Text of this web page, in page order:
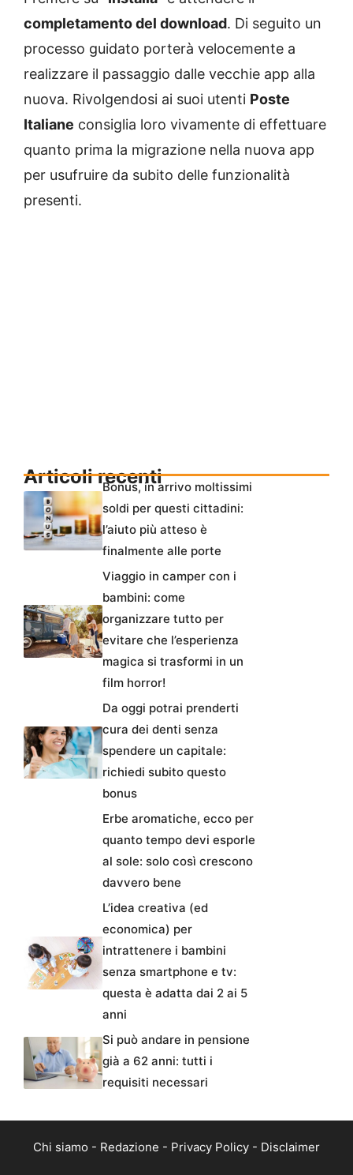
completamento del download. Di seguito un
processo guidato porterà velocemente a
realizzare il passaggio dalle vecchie app alla
nuova. Rivolgendosi ai suoi utenti Poste
Italiane consiglia loro vivamente di effettuare
quanto prima la migrazione nella nuova app
per usufruire da subito delle funzionalità
presenti.
Articoli recentiBonus, in arrivo moltissimi
soldi per questi cittadini:
l’aiuto più atteso è
finalmente alle porte
Viaggio in camper con i
bambini: come
organizzare tutto per
evitare che l’esperienza
magica si trasformi in un
film horror!
Da oggi potrai prenderti
cura dei denti senza
spendere un capitale:
richiedi subito questo
bonus
Erbe aromatiche, ecco per
quanto tempo devi esporle
al sole: solo così crescono
davvero bene
L’idea creativa (ed
economica) per
intrattenere i bambini
senza smartphone e tv:
questa è adatta dai 2 ai 5
anni
Si può andare in pensione
già a 62 anni: tutti i
requisiti necessari
Chi siamo - Redazione - Privacy Policy - Disclaimer